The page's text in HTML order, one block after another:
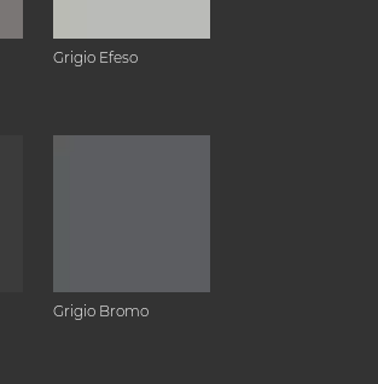
Grigio Efeso
Grigio Bromo